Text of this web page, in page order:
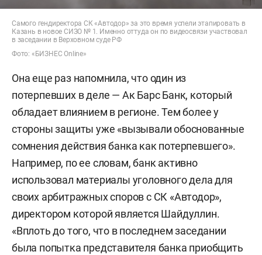
Самого гендиректора СК «Автодор» за это время успели этапировать в
Казань в новое СИЗО № 1. Именно оттуда он по видеосвязи участвовал
в заседании в Верховном суде РФ
Фото: «БИЗНЕС Online»
Она еще раз напомнила, что один из
потерпевших в деле — Ак Барс Банк, который
обладает влиянием в регионе. Тем более у
стороны защиты уже «вызывали обоснованные
сомнения действия банка как потерпевшего».
Например, по ее словам, банк активно
использовал материалы уголовного дела для
своих арбитражных споров с СК «Автодор»,
директором которой является Шайдуллин.
«Вплоть до того, что в последнем заседании
была попытка представителя банка приобщить